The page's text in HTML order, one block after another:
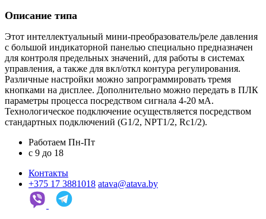
Описание типа
Этот интеллектуальный мини-преобразователь/реле давления
с большой индикаторной панелью специально предназначен
для контроля предельных значений, для работы в системах
управления, а также для вкл/откл контура регулирования.
Различные настройки можно запрограммировать тремя
кнопками на дисплее. Дополнительно можно передать в ПЛК
параметры процесса посредством сигнала 4-20 мА.
Технологическое подключение осуществляется посредством
стандартных подключений (G1/2, NPT1/2, Rc1/2).
Работаем Пн-Пт
c 9 до 18
Контакты
+375 17 3881018 atava@atava.by